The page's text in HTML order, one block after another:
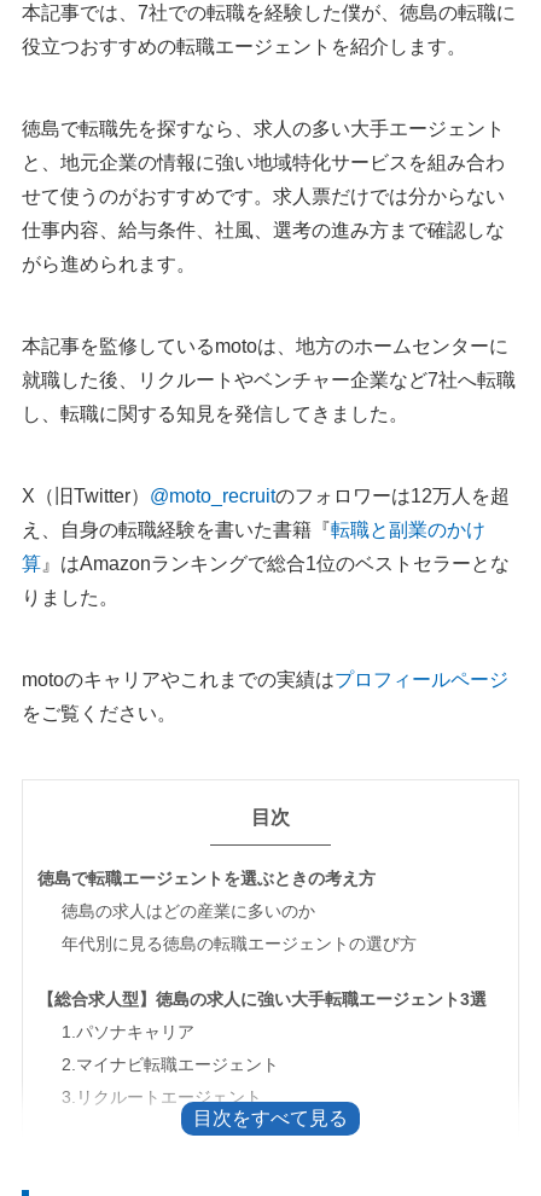
本記事では、7社での転職を経験した僕が、徳島の転職に
役立つおすすめの転職エージェントを紹介します。
徳島で転職先を探すなら、求人の多い大手エージェント
と、地元企業の情報に強い地域特化サービスを組み合わ
せて使うのがおすすめです。求人票だけでは分からない
仕事内容、給与条件、社風、選考の進み方まで確認しな
がら進められます。
本記事を監修しているmotoは、地方のホームセンターに
就職した後、リクルートやベンチャー企業など7社へ転職
し、転職に関する知見を発信してきました。
X（旧Twitter） @moto_recruitのフォロワーは12万人を超
え、自身の転職経験を書いた書籍『転職と副業のかけ
算 』はAmazonランキングで総合1位のベストセラーとな
りました。
motoのキャリアやこれまでの実績はプロフィールページ
をご覧ください。
目次
徳島で転職エージェントを選ぶときの考え方
徳島の求人はどの産業に多いのか
年代別に見る徳島の転職エージェントの選び方
【総合求人型】徳島の求人に強い大手転職エージェント3選
1.パソナキャリア
2.マイナビ転職エージェント
3.リクルートエージェント